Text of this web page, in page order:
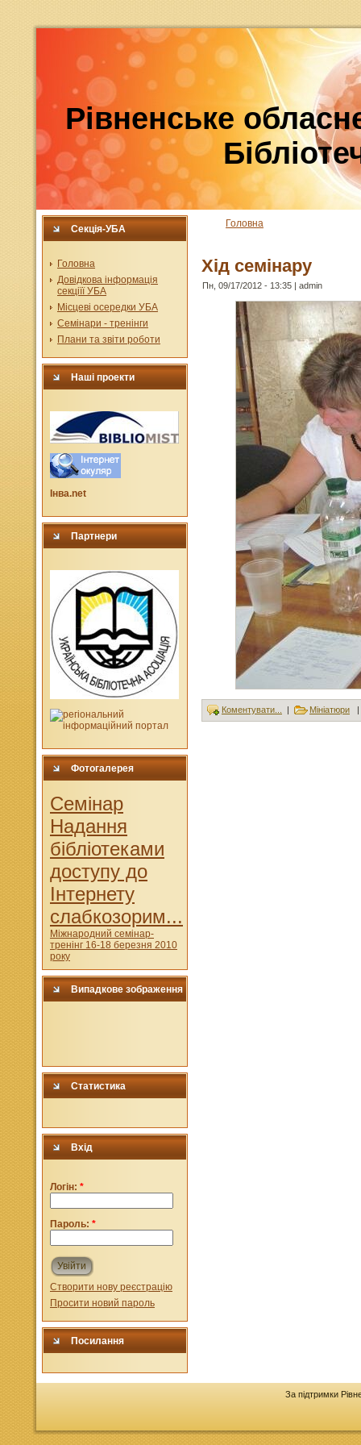
Рівненське
Секція-УБА
Головна
Довідкова інформація
секціїї УБА
Місцеві осередки УБА
Семінари - тренінги
Плани та звіти роботи
Наші проекти
Інва.net
Партнери
Фотогалерея
Cемінар
Надання
бібліотеками
доступу до
Інтернету
слабкозорим...
Міжнародний семінар-
тренінг 16-18 березня 2010
року
Випадкове зображення
Статистика
Вхід
Логін: *
Пароль: *
Увійти
Створити нову реєстрацію
Просити новий пароль
Посилання
Головна
Хід семінару
Пн, 09/17/2012 - 13:35 | admin
Коментувати... | Мініатюри |
За підтримки